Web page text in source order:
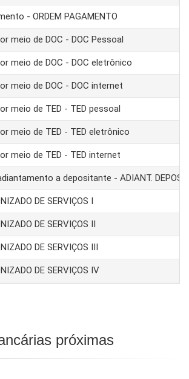
- ORDEM PAGAMENTO
meio de DOC - DOC Pessoal
meio de DOC - DOC eletrônico
meio de DOC - DOC internet
meio de TED - TED pessoal
meio de TED - TED eletrônico
meio de TED - TED internet
a depositante - ADIANT.
DE SERVIÇOS I
DE SERVIÇOS II
DE SERVIÇOS III
DE SERVIÇOS IV
próximas